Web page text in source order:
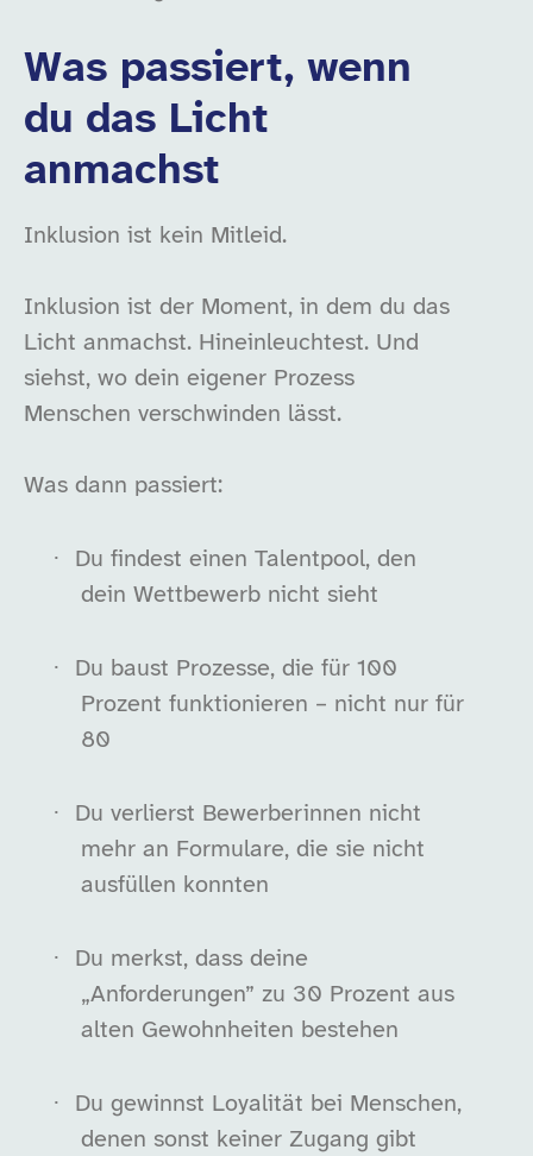
Was passiert, wenn
du das Licht
anmachst
Inklusion ist kein Mitleid.
Inklusion ist der Moment, in dem du das
Licht anmachst. Hineinleuchtest. Und
siehst, wo dein eigener Prozess
Menschen verschwinden lässt.
Was dann passiert:
·
Du findest einen Talentpool, den
dein Wettbewerb nicht sieht
·
Du baust Prozesse, die für 100
Prozent funktionieren – nicht nur für
80
·
Du verlierst Bewerberinnen nicht
mehr an Formulare, die sie nicht
ausfüllen konnten
·
Du merkst, dass deine
„Anforderungen” zu 30 Prozent aus
alten Gewohnheiten bestehen
·
Du gewinnst Loyalität bei Menschen,
denen sonst keiner Zugang gibt